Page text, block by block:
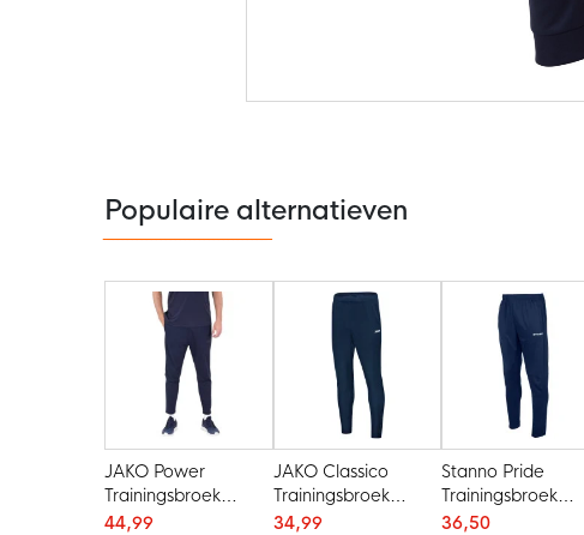
de
afbeeldingen-
gallerij
Populaire alternatieven
JAKO Power
Trainingsbroek
Donkerblauw
44,99
JAKO Classico
Trainingsbroek
Donkerblauw
34,99
Stanno Pride
Trainingsbroek
Donkerblauw
36,50